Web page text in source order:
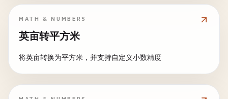
MATH & NUMBERS
英亩转平方米
将英亩转换为平方米，并支持自定义小数精度